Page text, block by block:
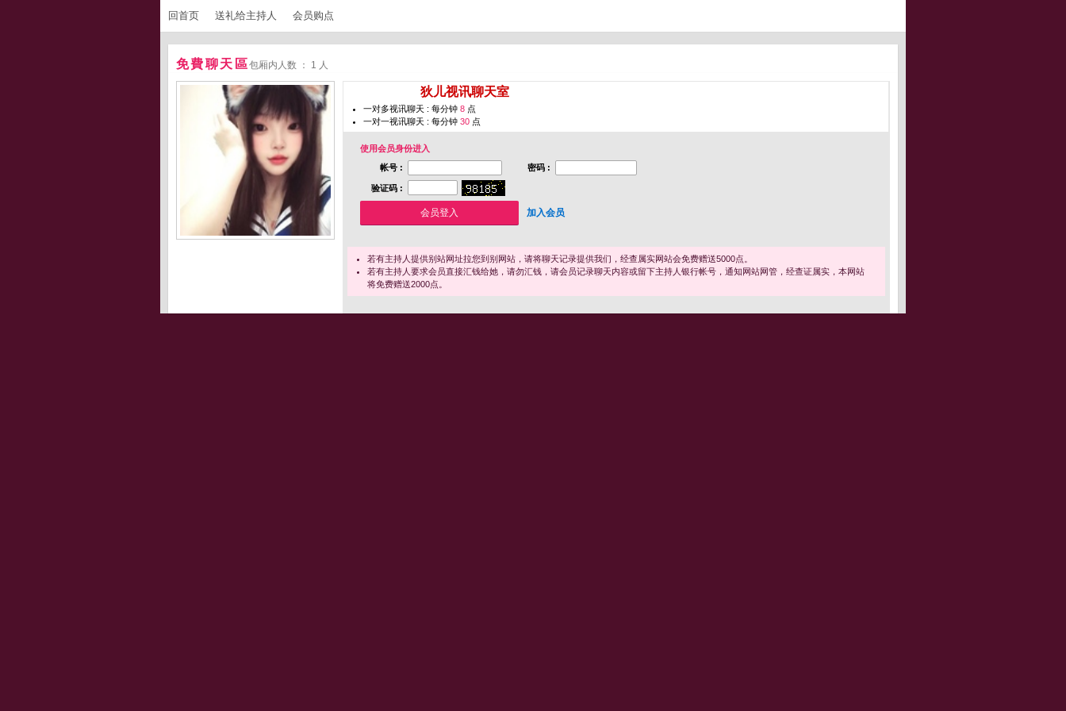
回首页 送礼给主持人 会员购点
免費聊天區包厢内人数 ： 1 人
狄儿视讯聊天室
一对多视讯聊天 : 每分钟 8 点
一对一视讯聊天 : 每分钟 30 点
使用会员身份进入
帐号 :
密码 :
验证码 :
加入会员
若有主持人提供别站网址拉您到别网站，请将聊天记录提供我们，经查属实网站会免费赠送5000点。
若有主持人要求会员直接汇钱给她，请勿汇钱，请会员记录聊天内容或留下主持人银行帐号，通知网站网管，经查证属实，本网站
将免费赠送2000点。